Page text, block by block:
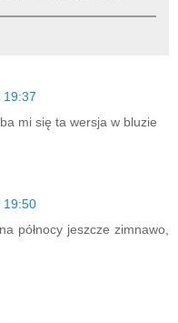
19:37
mi się ta wersja w bluzie
19:50
północy jeszcze zimnawo,